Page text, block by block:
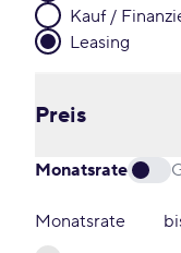
Kauf /
Leasing
Preis
Monatsrate
Monatsrate